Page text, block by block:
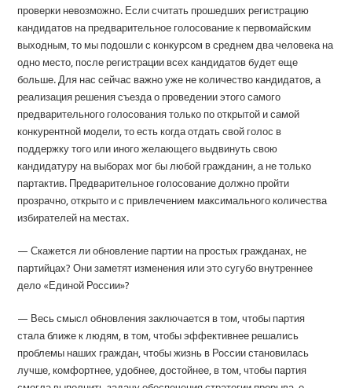
проверки невозможно. Если считать прошедших регистрацию
кандидатов на предварительное голосование к первомайским
выходным, то мы подошли с конкурсом в среднем два человека на
одно место, после регистрации всех кандидатов будет еще
больше. Для нас сейчас важно уже не количество кандидатов, а
реализация решения съезда о проведении этого самого
предварительного голосования только по открытой и самой
конкурентной модели, то есть когда отдать свой голос в
поддержку того или иного желающего выдвинуть свою
кандидатуру на выборах мог бы любой гражданин, а не только
партактив. Предварительное голосование должно пройти
прозрачно, открыто и с привлечением максимального количества
избирателей на местах.
— Скажется ли обновление партии на простых гражданах, не
партийцах? Они заметят изменения или это сугубо внутреннее
дело «Единой России»?
— Весь смысл обновления заключается в том, чтобы партия
стала ближе к людям, в том, чтобы эффективнее решались
проблемы наших граждан, чтобы жизнь в России становилась
лучше, комфортнее, удобнее, достойнее, в том, чтобы партия